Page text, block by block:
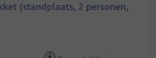
(standplaats, 2 personen,